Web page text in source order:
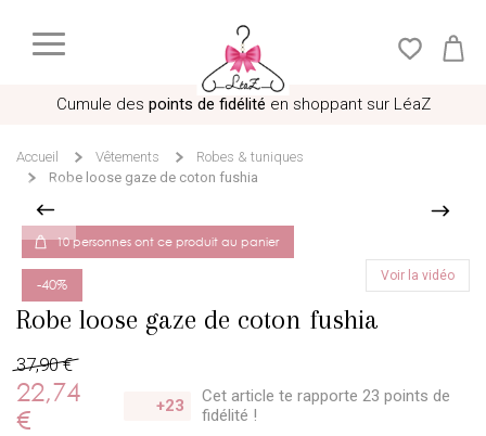
Cumule des points de fidélité en shoppant sur LéaZ
Accueil Vêtements
Robes & tuniques
Robe loose gaze de coton fushia
Voir la vidéo
Robe loose gaze de coton fushia
37,90 €
22,74
€
+23 Cet article te rapporte 23 points de
fidélité !
10 personnes ont ce produit au panier
-40%